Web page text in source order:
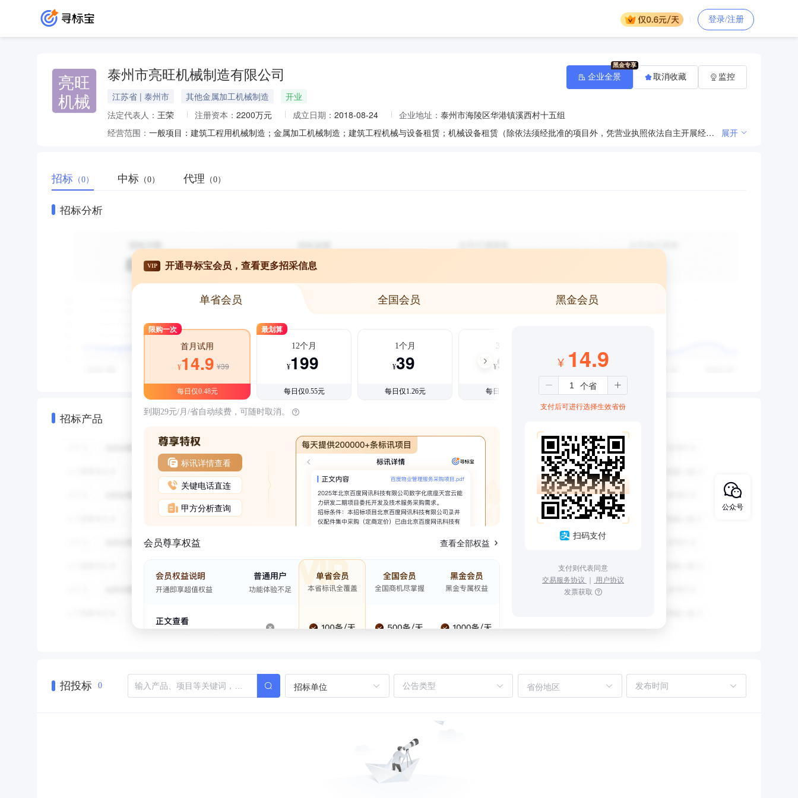
登录/注册
亮旺
机械
泰州市亮旺机械制造有限公司
江苏省 | 泰州市 其他金属加工机械制造
开业
法定代表人： 王荣 注册资本： 2200万元 成立日期： 2018-08-24 企业地址： 泰州市海陵区华港镇溪西村十五组
经营范围：
一般项目：建筑工程用机械制造；金属加工机械制造；建筑工程机械与设备租赁；机械设备租赁（除依法须经批准的项目外，凭营业执照依法自主开展经营活动） 展开
企业全景 取消收藏 监控
招标 （0） 中标 （0） 代理 （0）
招标分析
招标产品
VIP 开通寻标宝会员，查看更多招采信息
单省会员 全国会员 黑金会员
限购一次
首月试用
¥14.9 ¥39
每日仅0.48元
最划算
12个月
¥199
每日仅0.55元
1个月
¥39
每日仅1.26元
3个月
¥99
每日仅1.08元
到期29元/月/省自动续费，可随时取消。
标讯详情查看
关键电话直连
甲方分析查询
会员尊享权益 查看全部权益
¥ 14.9
支付后可进行选择生效省份
扫码支付
支付则代表同意
交易服务协议 ｜ 用户协议
发票获取
招投标 0 招标单位 省份地区
公众号